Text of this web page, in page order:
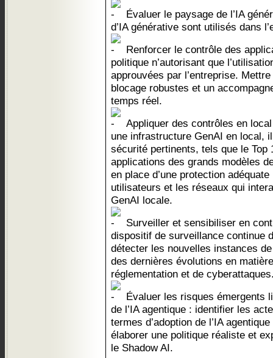
Évaluer le paysage de l’IA
d’IA générative sont utilisés dans
Renforcer le contrôle des
politique n’autorisant que
approuvées par l’entreprise.
blocage robustes et un
temps réel.
Appliquer des contrôles en
une infrastructure GenAI en local,
sécurité pertinents, tels que le Top
applications des grands modèles
en place d’une protection
utilisateurs et les réseaux qui
GenAI locale.
Surveiller et sensibiliser en
dispositif de surveillance continue
détecter les nouvelles instances
des dernières évolutions en
réglementation et de
Évaluer les risques émergents
de l’IA agentique : identifier les
termes d’adoption de l’IA
élaborer une politique réaliste et
le Shadow AI.